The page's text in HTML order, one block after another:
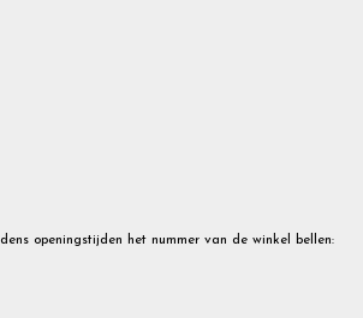
openingstijden het nummer van de winkel bellen: